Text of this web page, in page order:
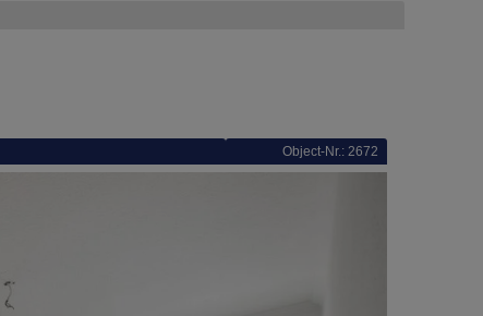
Object-Nr.: 2672